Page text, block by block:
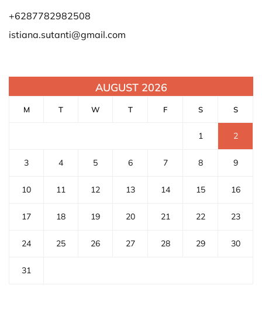
+6287782982508
istiana.sutanti@gmail.com
AUGUST 2026
M T W T F S S
1 2
3 4 5 6 7 8 9
10 11 12 13 14 15 16
17 18 19 20 21 22 23
24 25 26 27 28 29 30
31